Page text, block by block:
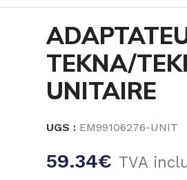
TEKNA/
UNITAIRE
UGS : EM99106276-UNIT
59.34€ TVA